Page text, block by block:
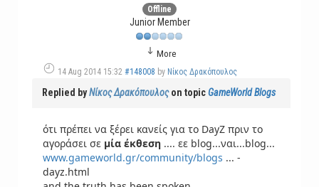
Offline
Junior Member
More
14 Aug 2014 15:32 #148008 by Νίκος Δρακόπουλος
Replied byΝίκος Δρακόπουλοςon topicGameWorld Blogs
ότι πρέπει να ξέρει κανείς για το DayZ πριν το
αγοράσει σε μία έκθεση .... εε blog...ναι...blog...
www.gameworld.gr/community/blogs ... -
dayz.html